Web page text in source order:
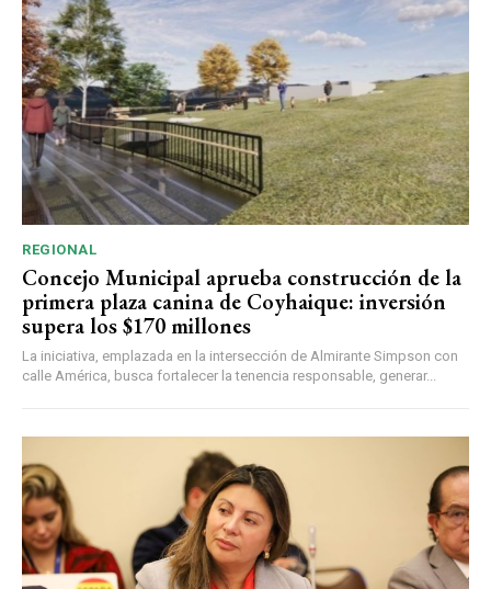
REGIONAL
Concejo Municipal aprueba construcción de la
primera plaza canina de Coyhaique: inversión
supera los $170 millones
La iniciativa, emplazada en la intersección de Almirante Simpson con
calle América, busca fortalecer la tenencia responsable, generar...